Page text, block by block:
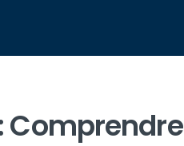
Comprendre